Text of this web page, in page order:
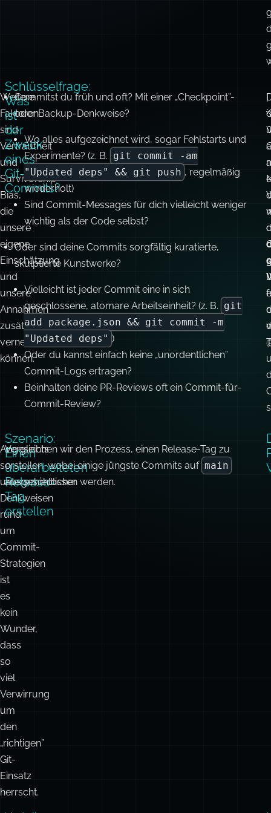
Vertrautheit
und
Survivorship
Bias,
die
unsere
eigene
Einschätzung
und
unsere
Annahmen
zusätzlich
vernebeln
können.
Zweck
eines
Git-
Commits?
Wo alles aufgezeichnet wird, sogar Fehlstarts und
Experimente? (z. B. git commit -am
"Updated deps" && git push
Sind Commit-Messages für dich vielleicht weniger
wichtig als der Code selbst?
Oder sind deine Commits sorgfältig kuratierte,
skulptierte Kunstwerke?
Vielleicht ist jeder Commit eine in sich
geschlossene, atomare Arbeitseinheit? (z. B.
add package.json && git commit -m
Oder du kannst einfach keine „unordentlichen”
Commit-Logs ertragen?
Beinhalten deine PR-Reviews oft ein Commit-für-
Commit-Review?
Angesichts
Denkweisen
rund
um
Commit-
Strategien
ist
es
kein
Wunder,
dass
so
viel
Verwirrung
um
den
„richtigen”
Git-
Einsatz
herrscht.
Szenario:
Einen
überarbeiteten
Tag
erstellen
Vergleichen wir den Prozess, einen Release-Tag zu
erstellen, wobei einige jüngste Commits auf
Vorteile